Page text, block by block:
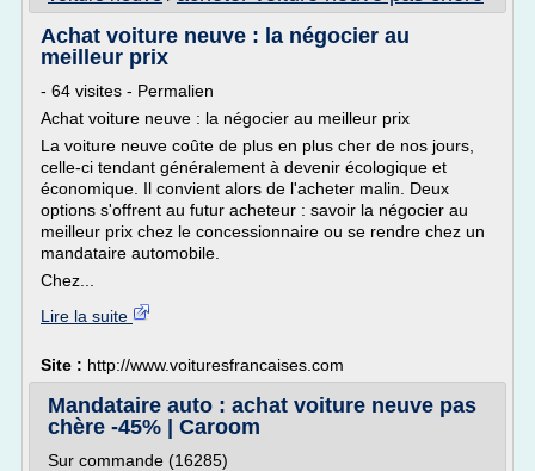
Achat voiture neuve : la négocier au
meilleur prix
- 64 visites - Permalien
Achat voiture neuve : la négocier au meilleur prix
La voiture neuve coûte de plus en plus cher de nos jours,
celle-ci tendant généralement à devenir écologique et
économique. Il convient alors de l'acheter malin. Deux
options s'offrent au futur acheteur : savoir la négocier au
meilleur prix chez le concessionnaire ou se rendre chez un
mandataire automobile.
Chez...
Lire la suite
Site : http://www.voituresfrancaises.com
Mandataire auto : achat voiture neuve pas
chère -45% | Caroom
Sur commande (16285)